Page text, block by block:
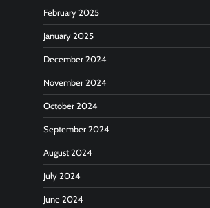
February 2025
January 2025
December 2024
November 2024
October 2024
September 2024
August 2024
July 2024
June 2024